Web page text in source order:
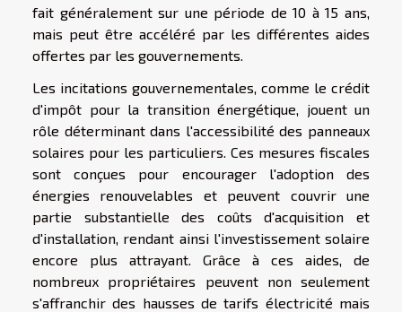
fait généralement sur une période de 10 à 15 ans,
mais peut être accéléré par les différentes aides
offertes par les gouvernements.
Les incitations gouvernementales, comme le crédit
d'impôt pour la transition énergétique, jouent un
rôle déterminant dans l'accessibilité des panneaux
solaires pour les particuliers. Ces mesures fiscales
sont conçues pour encourager l'adoption des
énergies renouvelables et peuvent couvrir une
partie substantielle des coûts d'acquisition et
d'installation, rendant ainsi l'investissement solaire
encore plus attrayant. Grâce à ces aides, de
nombreux propriétaires peuvent non seulement
s'affranchir des hausses de tarifs électricité mais